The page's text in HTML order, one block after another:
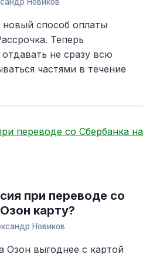
новый способ оплаты
Теперь
не сразу всю
частями в течение
при переводе со
карту?
Новиков
Озон выгоднее с картой